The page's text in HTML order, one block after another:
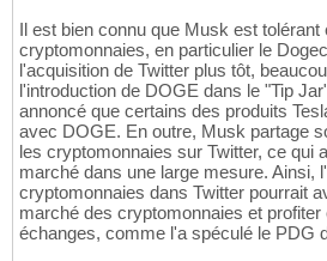
Il est bien connu que Musk est
cryptomonnaies, en particulier le
l'acquisition de Twitter plus tôt,
l'introduction de DOGE dans le "Tip
annoncé que certains des produits
avec DOGE. En outre, Musk partage
les cryptomonnaies sur Twitter, ce qui
marché dans une large mesure. Ainsi,
cryptomonnaies dans Twitter pourrait
marché des cryptomonnaies et profiter
échanges, comme l'a spéculé le PDG